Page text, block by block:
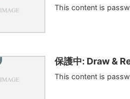
This content is
保護中: Draw &
This content is